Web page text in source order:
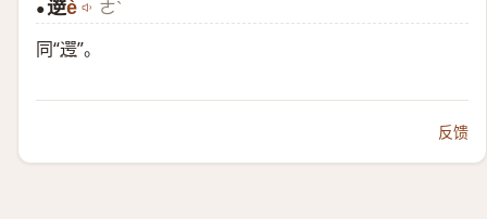
●遻è ㄜˋ
同“遌”。
反馈